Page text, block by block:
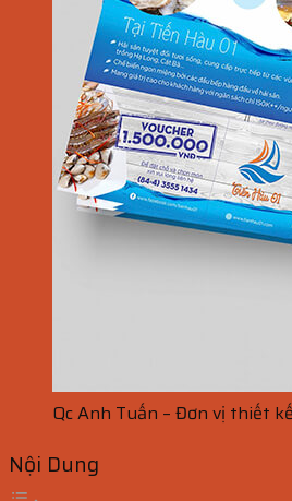
Qc Anh Tuấn – Đơn vị thiết
Nội Dung